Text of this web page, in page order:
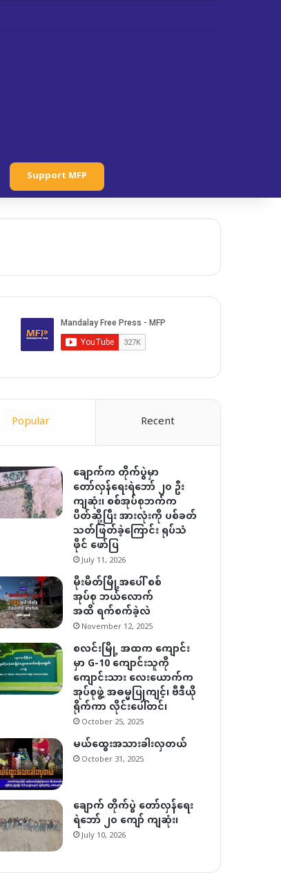
Support MFP
Popular Recent
ချောက်က တိုက်ပွဲမှာ
တော်လှန်ရေးရဲဘော် ၂၀ ဦး
ကျဆုံး၊ စစ်အုပ်စုဘက်က
ပိတ်ဆို့ပြီး အားလုံးကို ပစ်ခတ်
သတ်ဖြတ်ခဲ့ကြောင်း ရုပ်သံ
ဖိုင် ဖော်ပြ
July 11, 2026
မိုးမိတ်မြို့အပေါ် စစ်
အုပ်စု ဘယ်လောက်
အထိ ရက်စက်ခဲ့လဲ
November 12, 2025
စလင်းမြို့ အထက ကျောင်း
မှာ G-10 ကျောင်းသူကို
ကျောင်းသား လေးယောက်က
အုပ်စုဖွဲ့ အဓမ္မပြုကျင့်၊ ဗီဒီယို
ရိုက်ကာ လိုင်းပေါ်တင်၊
October 25, 2025
မယ်ထွေးအသားခါးလှတယ်
October 31, 2025
ချောက် တိုက်ပွဲ တော်လှန်ရေး
ရဲဘော် ၂၀ ကျော် ကျဆုံး၊
July 10, 2026